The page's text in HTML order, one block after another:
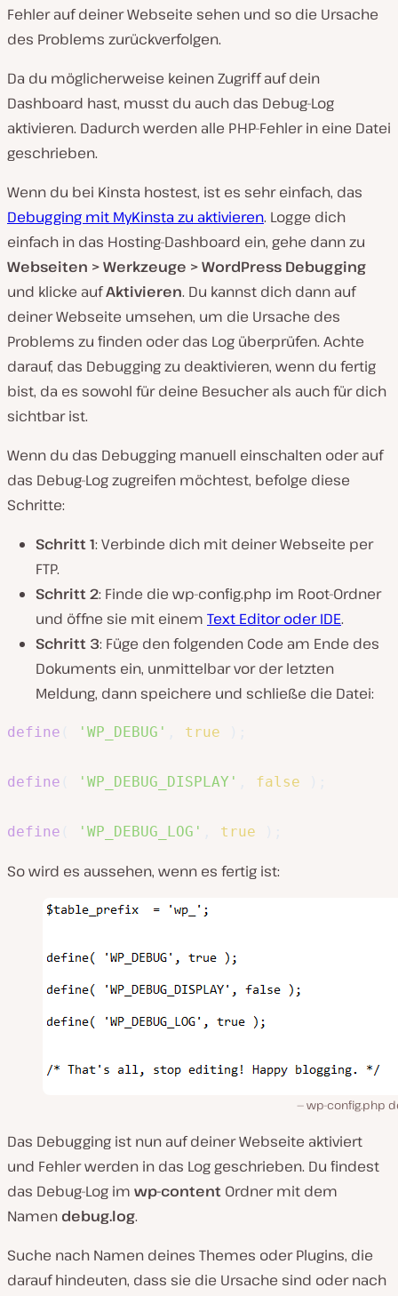
Fehler auf deiner Webseite sehen und so die Ursache
des Problems zurückverfolgen.
Da du möglicherweise keinen Zugriff auf dein
Dashboard hast, musst du auch das Debug-Log
aktivieren. Dadurch werden alle PHP-Fehler in eine Datei
geschrieben.
Wenn du bei Kinsta hostest, ist es sehr einfach, das
Debugging mit MyKinsta zu aktivieren. Logge dich
einfach in das Hosting-Dashboard ein, gehe dann zu
Webseiten > Werkzeuge > WordPress Debugging
und klicke aufAktivieren. Du kannst dich dann auf
deiner Webseite umsehen, um die Ursache des
Problems zu finden oder das Log überprüfen. Achte
darauf, das Debugging zu deaktivieren, wenn du fertig
bist, da es sowohl für deine Besucher als auch für dich
sichtbar ist.
Wenn du das Debugging manuell einschalten oder auf
das Debug-Log zugreifen möchtest, befolge diese
Schritte:
Schritt 1: Verbinde dich mit deiner Webseite per
FTP.
Schritt 2: Finde die wp-config.php im Root-Ordner
und öffne sie mit einem Text Editor oder IDE.
Schritt 3: Füge den folgenden Code am Ende des
Dokuments ein, unmittelbar vor der letzten
Meldung, dann speichere und schließe die Datei:
define 'WP_DEBUG' true
define 'WP_DEBUG_DISPLAY' false
define 'WP_DEBUG_LOG' true
So wird es aussehen, wenn es fertig ist:
wp-config.php
Das Debugging ist nun auf deiner Webseite aktiviert
und Fehler werden in das Log geschrieben. Du findest
das Debug-Log im wp-content Ordner mit dem
Namen debug.log.
Suche nach Namen deines Themes oder Plugins, die
darauf hindeuten, dass sie die Ursache sind oder nach